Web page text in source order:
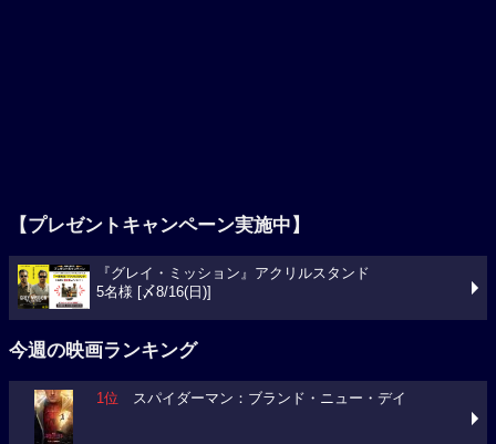
【プレゼントキャンペーン実施中】
『グレイ・ミッション』アクリルスタンド
5名様 [〆8/16(日)]
今週の映画ランキング
1位 スパイダーマン：ブランド・ニュー・デイ